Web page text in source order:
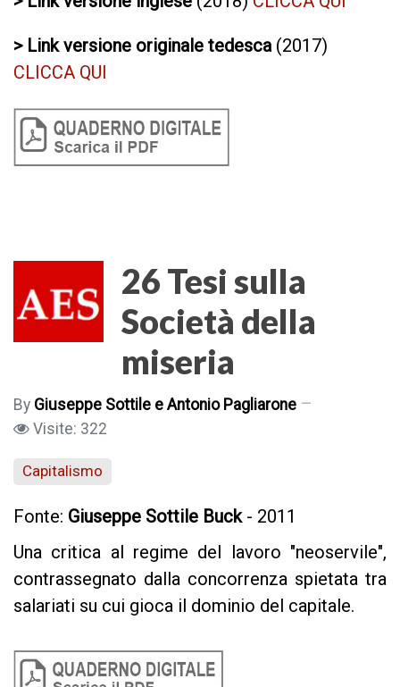
> Link versione originale tedesca(2017)
CLICCA QUI
26 Tesi sulla
Società della
miseria
By Giuseppe Sottile e Antonio Pagliarone
Visite: 322
Capitalismo
Fonte: Giuseppe Sottile Buck- 2011
Una critica al regime del lavoro "neoservile",
contrassegnato dalla concorrenza spietata tra
salariati su cui gioca il dominio del capitale.